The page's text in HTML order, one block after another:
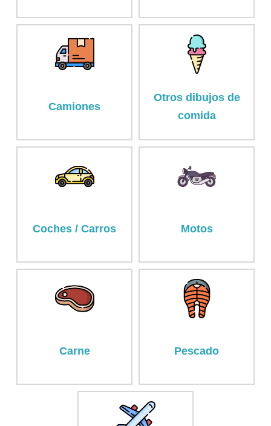
Camiones
Otros dibujos de
comida
Coches / Carros Motos
Carne Pescado